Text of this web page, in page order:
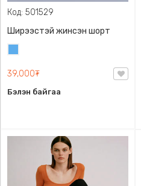
Код: 501529
Ширээстэй жинсэн шорт
39,000₮
Бэлэн байгаа